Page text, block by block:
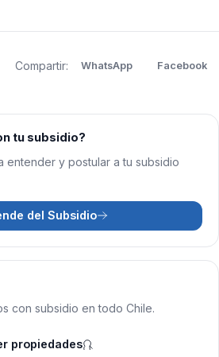
Compartir: WhatsApp Facebook
tu subsidio?
entender y postular a tu subsidio
del Subsidio
con subsidio en todo Chile.
propiedades